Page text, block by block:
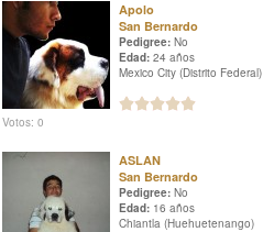
Apolo
San Bernardo
Pedigree: No
Edad: 24 años
Mexico City (Distrito Federal)
Votos: 0
ASLAN
San Bernardo
Pedigree: No
Edad: 16 años
Chiantla (Huehuetenango)